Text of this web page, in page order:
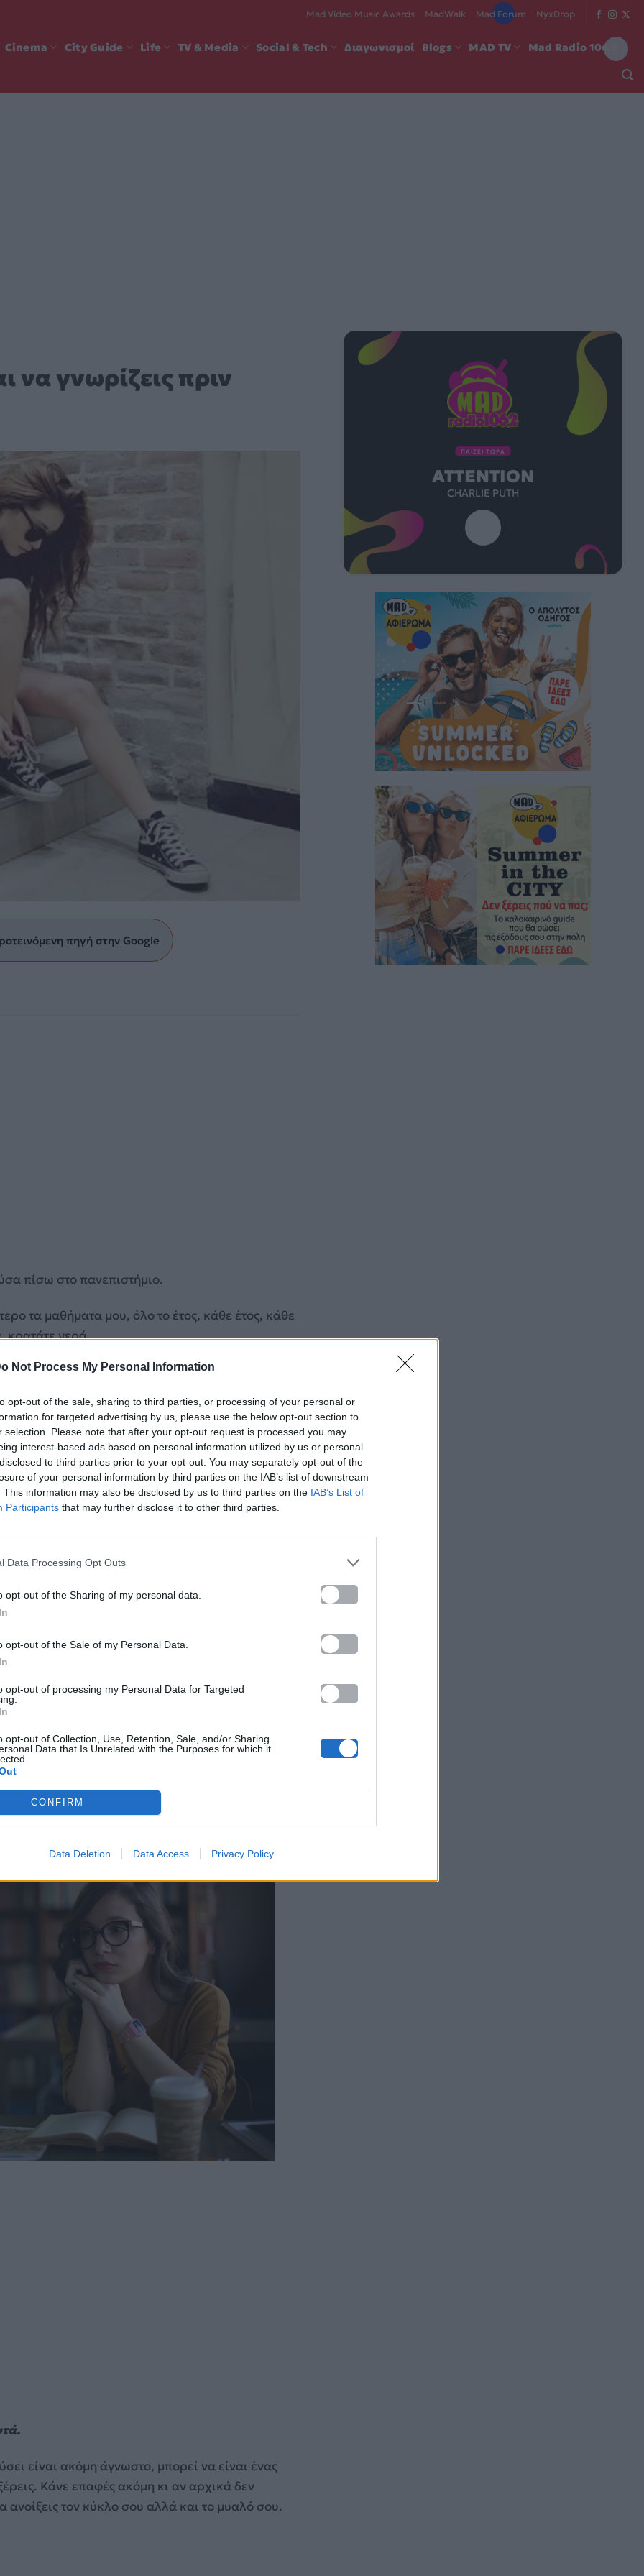
Not Process My Personal Information
opt-out of the sale, sharing to third parties, or processing of your personal or
for targeted advertising by us, please use the below opt-out section to
selection. Please note that after your opt-out request is processed you may
interest-based ads based on personal information utilized by us or personal
to third parties prior to your opt-out. You may separately opt-out of the
of your personal information by third parties on the IAB’s list of downstream
This information may also be disclosed by us to third parties on the IAB’s List of
Participants that may further disclose it to other third parties.
Data Processing Opt Outs
opt-out of the Sharing of my personal data.
opt-out of the Sale of my Personal Data.
opt-out of processing my Personal Data for Targeted
opt-out of Collection, Use, Retention, Sale, and/or Sharing
Data that Is Unrelated with the Purposes for which it
CONFIRM
Data Deletion Data Access Privacy Policy
Mad Video Music Awards MadWalk Mad Forum NyxDrop
Cinema City Guide Life TV & Media Social & Tech Διαγωνισμοί Blogs MAD TV Mad Radio 106.2
να γνωρίζεις πριν
πηγή στην Google
πίσω στο πανεπιστήμιο.
τα μαθήματα μου, όλο το έτος, κάθε έτος, κάθε
κρατάτε γερά.
ελπίζω να είσαι το ίδιο κι εσύ μερικά
σχολή μου; Αυτά τα λίγα!
Ναι θα έχεις διάβασμα, ναι ίσως να
θα έχεις διάφορα ups and downs στις σχέσεις
για διάβασμα, αλλά όλα αυτά έχουν μια άλλη
που έχεις ελεύθερος είναι αρκετός ώστε
για τον εαυτό σου. Μπορείς να ξεκινήσεις
να προσφέρεις εθελοντική εργασία, να
ταιριάζουν. Όσο με περισσότερα ασχοληθείς,
είναι ακόμη άγνωστο, μπορεί να είναι ένας
Κάνε επαφές ακόμη κι αν αρχικά δεν
ανοίξεις τον κύκλο σου αλλά και το μυαλό σου.
ΠΑΙΖΕΙ ΤΩΡΑ
ATTENTION
CHARLIE PUTH